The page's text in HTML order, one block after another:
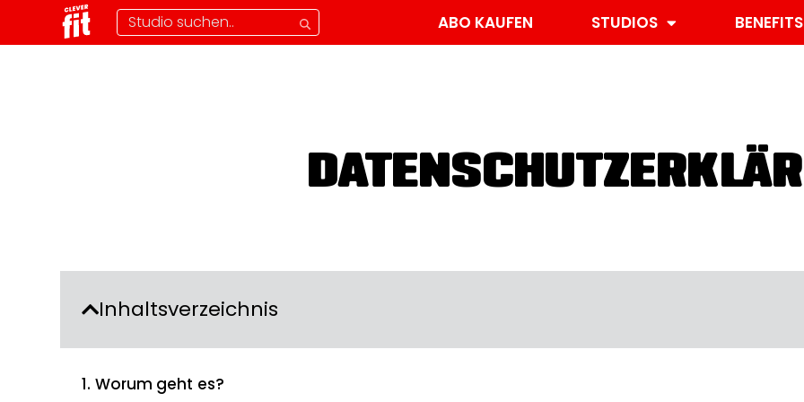
ABO KAUFEN STUDIOS BENEFITS
Inhaltsverzeichnis
1. Worum geht es?